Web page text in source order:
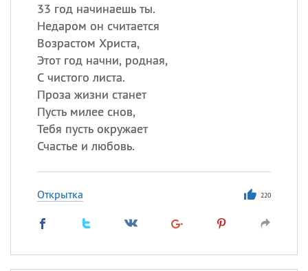
33 год начинаешь ты.
Недаром он считается
Возрастом Христа,
Этот год начни, родная,
С чистого листа.
Проза жизни станет
Пусть милее снов,
Тебя пусть окружает
Счастье и любовь.
Открытка 220